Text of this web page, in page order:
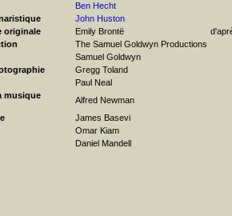
Ben Hecht
John Huston
originale
Emily Brontë
The Samuel Goldwyn Productions
Samuel Goldwyn
Gregg Toland
Paul Neal
musique
Alfred Newman
James Basevi
Omar Kiam
Daniel Mandell